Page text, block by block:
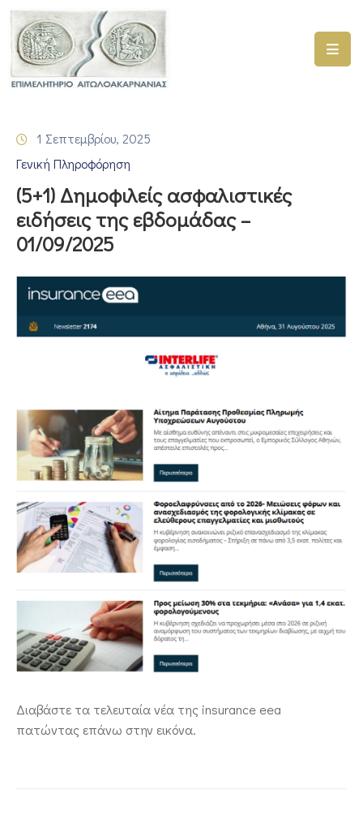
ΑΡΧΙΚΗ
ΓΕΜΗ
–
ΥΜΣ
ΠΡΟΓΡΑΜΜΑΤΑ
ΕΠΙΜΕΛΗΤΗΡΙΟΥ
ΣΥΜΜΕΤΟΧΗ
ΣΕ
1 Σεπτεμβρίου, 2025
Γενική Πληροφόρηση
(5+1) Δημοφιλείς ασφαλιστικές
ειδήσεις της εβδομάδας –
01/09/2025
Διαβάστε τα τελευταία νέα της insurance eea
πατώντας επάνω στην εικόνα.